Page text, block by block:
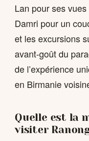
Lan pour ses
Damri pour un
et les excursions
avant-goût du
de l’expérience
en Birmanie
Quelle est la
visiter